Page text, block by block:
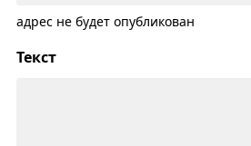
адрес не будет опубликован
Текст